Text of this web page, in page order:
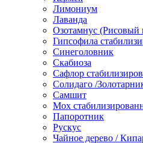
Лимониум
Лаванда
Озотамнус (Рисовый
Гипсофила
Синеголовник
Скабиоза
Сафлор
Солидаго /
Самшит
Мох
Папоротник
Рускус
Чайное дерево /